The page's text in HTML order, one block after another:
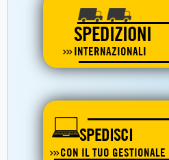
SPEDIZIONI
INTERNAZIONALI
SPEDISCI
CON IL TUO GESTIONALE